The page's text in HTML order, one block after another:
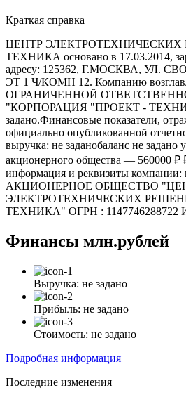
Краткая справка
ЦЕНТР
ТЕХНИКА основано в 17.03.2014,
адресу: 125362, Г.МОСКВА, УЛ.
ЭТ 1 Ч/КОМН 12. Компанию
ОГРАНИЧЕННОЙ
"КОРПОРАЦИЯ "ПРОЕКТ -
задано.Финансовые показатели,
официально опубликованной
выручка: не заданобаланс не задано
акционерного общества — 560000 ₽
информация и реквизиты компании:
АКЦИОНЕРНОЕ ОБЩЕСТВО
ЭЛЕКТРОТЕХНИЧЕСКИХ
ТЕХНИКА" ОГРН : 1147746288722
Финансы млн.рублей
Выручка: не задано
Прибыль: не задано
Стоимость: не задано
Подробная информация
Последние изменения